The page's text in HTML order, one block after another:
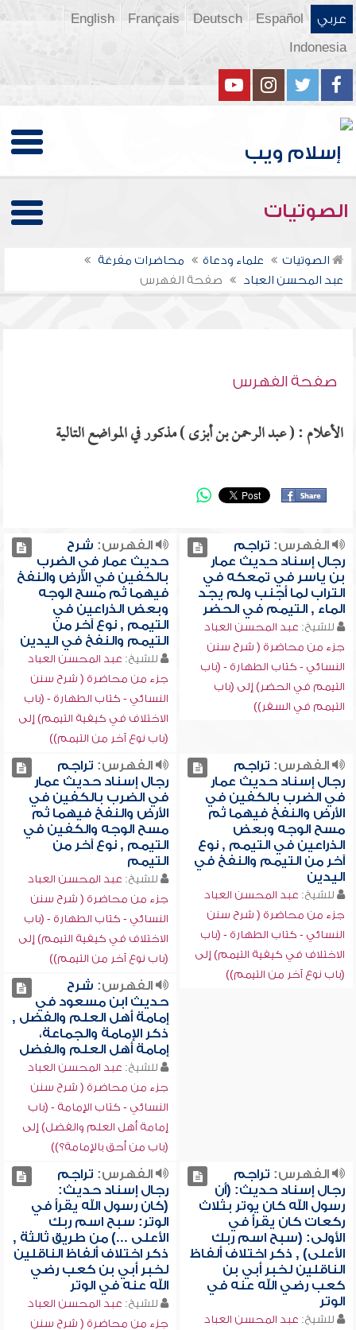
عربي Español
Deutsch
Français
English
Indonesia
الصوتيات
الصوتيات علماء ودعاة
محاضرات مفرغة
عبد المحسن العباد
صفحة الفهرس
صفحة الفهرس
الأعلام : ( عبد الرحمن بن أبزى ) مذكور في المواضع التالية
الفهرس: تراجم
رجال إسناد حديث عمار
بن ياسر في تمعكه في
التراب لما أجنب ولم يجد
الماء , التيمم في الحضر
للشيخ: عبد المحسن العباد
جزء من محاضرة ( شرح سنن
النسائي - كتاب الطهارة - (باب
التيمم في الحضر) إلى (باب
التيمم في السفر))
الفهرس: شرح
حديث عمار في الضرب
بالكفين في الأرض والنفخ
فيهما ثم مسح الوجه
وبعض الذراعين في
التيمم , نوع آخر من
التيمم والنفخ في اليدين
للشيخ: عبد المحسن العباد
جزء من محاضرة ( شرح سنن
النسائي - كتاب الطهارة - (باب
الاختلاف في كيفية التيمم) إلى
(باب نوع آخر من التيمم))
الفهرس: تراجم
رجال إسناد حديث عمار
في الضرب بالكفين في
الأرض والنفخ فيهما ثم
مسح الوجه وبعض
الذراعين في التيمم , نوع
آخر من التيمم والنفخ في
اليدين
للشيخ: عبد المحسن العباد
جزء من محاضرة ( شرح سنن
النسائي - كتاب الطهارة - (باب
الاختلاف في كيفية التيمم) إلى
(باب نوع آخر من التيمم))
الفهرس: تراجم
رجال إسناد حديث عمار
في الضرب بالكفين في
الأرض والنفخ فيهما ثم
مسح الوجه والكفين في
التيمم , نوع آخر من
التيمم
للشيخ: عبد المحسن العباد
جزء من محاضرة ( شرح سنن
النسائي - كتاب الطهارة - (باب
الاختلاف في كيفية التيمم) إلى
(باب نوع آخر من التيمم))
الفهرس: شرح
حديث ابن مسعود في
إمامة أهل العلم والفضل ,
ذكر الإمامة والجماعة،
إمامة أهل العلم والفضل
للشيخ: عبد المحسن العباد
جزء من محاضرة ( شرح سنن
النسائي - كتاب الإمامة - (باب
إمامة أهل العلم والفضل) إلى
(باب من أحق بالإمامة؟))
الفهرس: تراجم
رجال إسناد حديث: (أن
رسول الله كان يوتر بثلاث
ركعات كان يقرأ في
الأولى: (سبح اسم ربك
الأعلى) , ذكر اختلاف ألفاظ
الناقلين لخبر أبي بن
كعب رضي الله عنه في
الوتر
للشيخ: عبد المحسن العباد
الفهرس: تراجم
رجال إسناد حديث:
(كان رسول الله يقرأ في
الوتر: سبح اسم ربك
الأعلى ...) من طريق ثالثة ,
ذكر اختلاف ألفاظ الناقلين
لخبر أبي بن كعب رضي
الله عنه في الوتر
للشيخ: عبد المحسن العباد
جزء من محاضرة ( شرح سنن